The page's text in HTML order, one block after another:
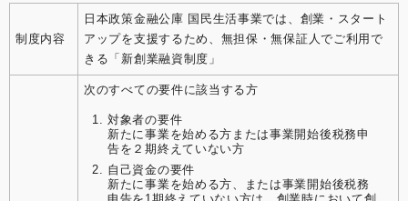
制度内容
日本政策金融公庫 国民生活事業では、創業・スタート
アップを支援するため、無担保・無保証人でご利用で
きる「新創業融資制度」
次のすべての要件に該当する方
対象者の要件
新たに事業を始める方または事業開始後税務申
告を２期終えていない方
自己資金の要件
新たに事業を始める方、または事業開始後税務